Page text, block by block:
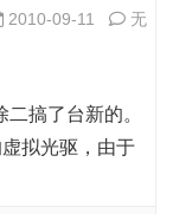
2010-09-11 [推
用
无
搞了台新的。
拟光驱，由于